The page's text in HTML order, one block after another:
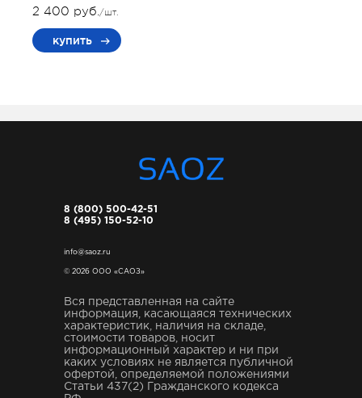
2 400 руб./шт.
купить
8 (800) 500-42-51
8 (495) 150-52-10
info@saoz.ru
© 2026 ООО «САОЗ»
Вся представленная на сайте
информация, касающаяся технических
характеристик, наличия на складе,
стоимости товаров, носит
информационный характер и ни при
каких условиях не является публичной
офертой, определяемой положениями
Статьи 437(2) Гражданского кодекса